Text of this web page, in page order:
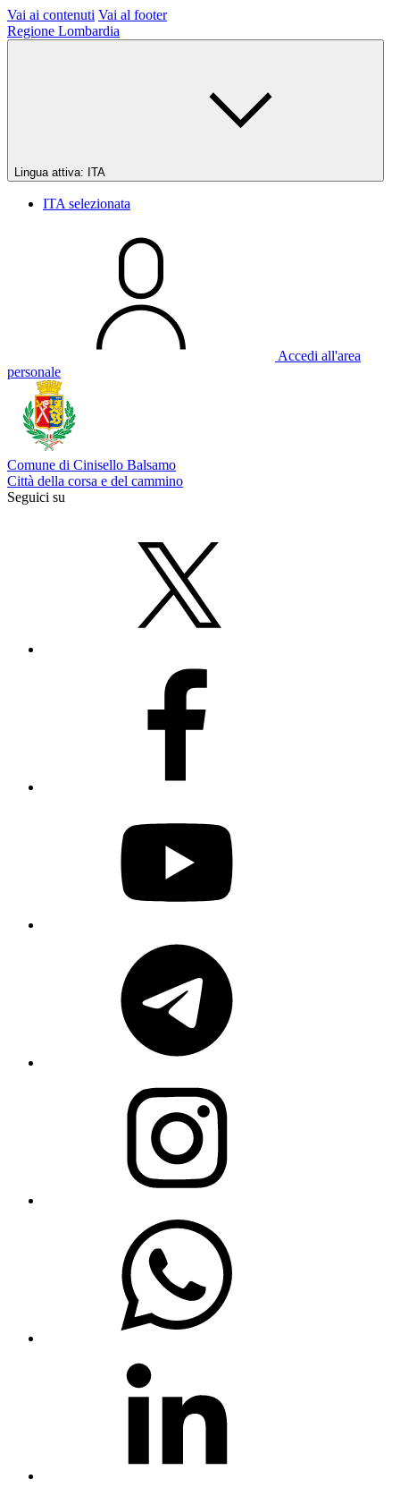
Vai ai contenuti Vai al footer
Regione Lombardia
Lingua attiva: ITA
ITA selezionata
Accedi all'area
personale
Comune di Cinisello Balsamo
Città della corsa e del cammino
Seguici su